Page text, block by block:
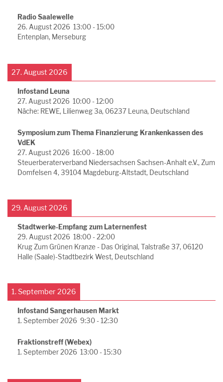
Radio Saalewelle
26. August 2026 13:00-15:00
Entenplan, Merseburg
27. August 2026
Infostand Leuna
27. August 2026 10:00-12:00
Näche: REWE, Lilienweg 3a, 06237 Leuna, Deutschland
Symposium zum Thema Finanzierung Krankenkassen des
VdEK
27. August 2026 16:00-18:00
Steuerberaterverband Niedersachsen Sachsen-Anhalt e.V., Zum
Domfelsen 4, 39104 Magdeburg-Altstadt, Deutschland
29. August 2026
Stadtwerke-Empfang zum Laternenfest
29. August 2026 18:00- 22:00
Krug Zum Grünen Kranze - Das Original, Talstraße 37, 06120
Halle (Saale)-Stadtbezirk West, Deutschland
1. September 2026
Infostand Sangerhausen Markt
1. September 2026 9:30-12:30
Fraktionstreff (Webex)
1. September 2026 13:00-15:30